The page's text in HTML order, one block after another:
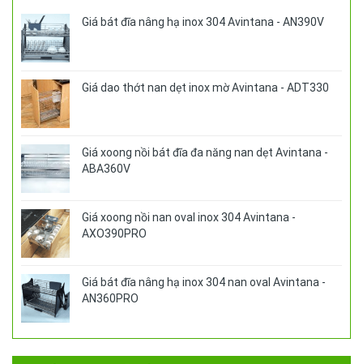
Giá bát đĩa nâng hạ inox 304 Avintana - AN390V
Giá dao thớt nan dẹt inox mờ Avintana - ADT330
Giá xoong nồi bát đĩa đa năng nan dẹt Avintana -
ABA360V
Giá xoong nồi nan oval inox 304 Avintana -
AXO390PRO
Giá bát đĩa nâng hạ inox 304 nan oval Avintana -
AN360PRO